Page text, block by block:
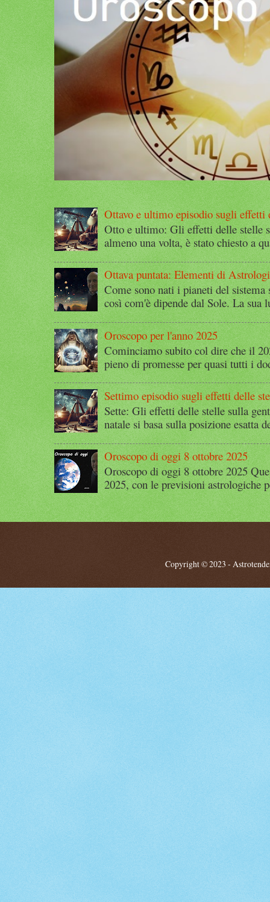
Ottavo e ultimo episodio sugli effetti
Otto e ultimo: Gli effetti delle stelle
almeno una volta, è stato chiesto a
Ottava puntata: Elementi di
Come sono nati i pianeti del
così com'è dipende dal Sole. La sua
Oroscopo per l'anno 2025
Cominciamo subito col dire che il
pieno di promesse per quasi tutti i
Settimo episodio sugli effetti delle
Sette: Gli effetti delle stelle sulla
natale si basa sulla posizione esatta
Oroscopo di oggi 8 ottobre 2025
Oroscopo di oggi 8 ottobre 2025
2025, con le previsioni astrologiche
Copyright © 2023 -